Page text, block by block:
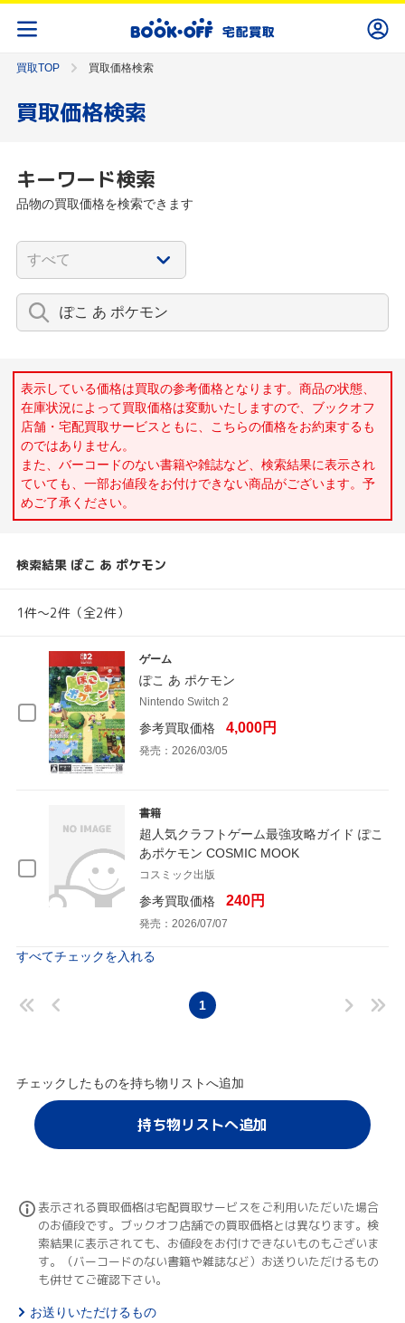
買取TOP 買取価格検索
買取価格検索
キーワード検索
品物の買取価格を検索できます
表示している価格は買取の参考価格となります。商品の状態、
在庫状況によって買取価格は変動いたしますので、ブックオフ
店舗・宅配買取サービスともに、こちらの価格をお約束するも
のではありません。
また、バーコードのない書籍や雑誌など、検索結果に表示され
ていても、一部お値段をお付けできない商品がございます。予
めご了承ください。
検索結果 ぽこ あ ポケモン
1件～2件（全2件）
ゲーム
ぽこ あ ポケモン
Nintendo Switch 2
参考買取価格 4,000円
発売：2026/03/05
書籍
超人気クラフトゲーム最強攻略ガイド ぽこ
あポケモン COSMIC MOOK
コスミック出版
参考買取価格 240円
発売：2026/07/07
すべてチェックを入れる
1
チェックしたものを持ち物リストへ追加
持ち物リストへ追加
表示される買取価格は宅配買取サービスをご利用いただいた場合
のお値段です。ブックオフ店舗での買取価格とは異なります。検
索結果に表示されても、お値段をお付けできないものもございま
す。（バーコードのない書籍や雑誌など）お送りいただけるもの
も併せてご確認下さい。
お送りいただけるもの